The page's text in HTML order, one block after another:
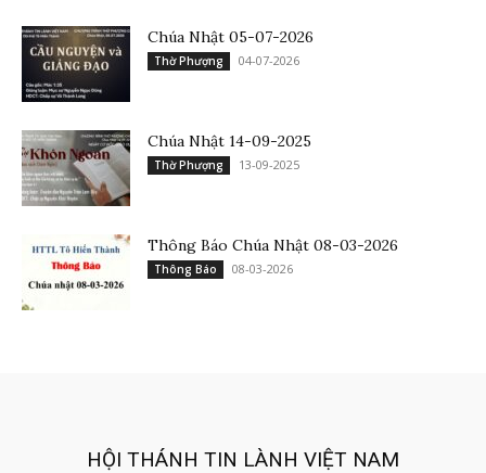
Chúa Nhật 05-07-2026
Thờ Phượng 04-07-2026
Chúa Nhật 14-09-2025
Thờ Phượng 13-09-2025
Thông Báo Chúa Nhật 08-03-2026
Thông Báo 08-03-2026
HỘI THÁNH TIN LÀNH VIỆT NAM